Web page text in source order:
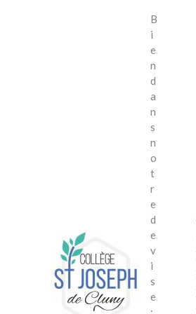
B
i
e
n
d
a
n
s
n
o
t
r
e
d
e
v
i
s
e